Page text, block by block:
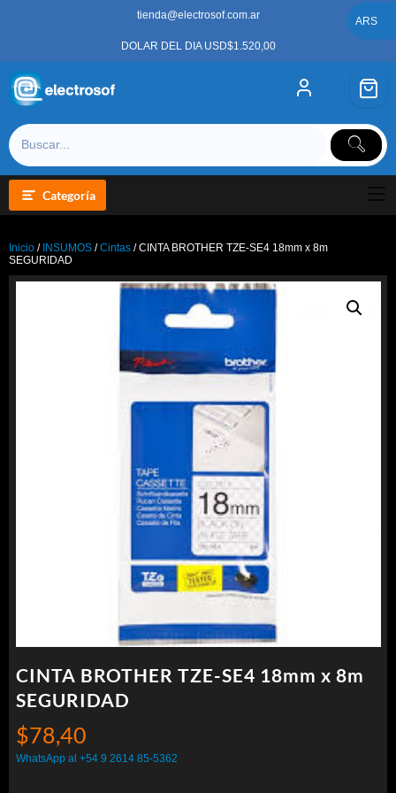
tienda@electrosof.com.ar
DOLAR DEL DIA USD$1.520,00
Categoría
Inicio / INSUMOS /Cintas / CINTA BROTHER TZE-SE4 18mm x 8m
SEGURIDAD
CINTA BROTHER TZE-SE4 18mm x 8m
SEGURIDAD
$78,40
WhatsApp al +54 9 2614 85-5362
ARS